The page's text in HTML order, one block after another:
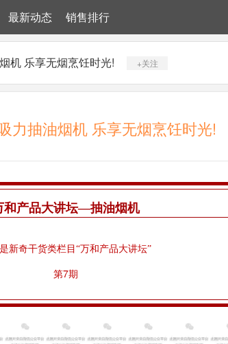
最新动态 销售排行
机 乐享无烟烹饪时光! +关注
力抽油烟机 乐享无烟烹饪时光!
和产品大讲坛—抽油烟机
新奇干货类栏目“万和产品大讲坛”
第7期